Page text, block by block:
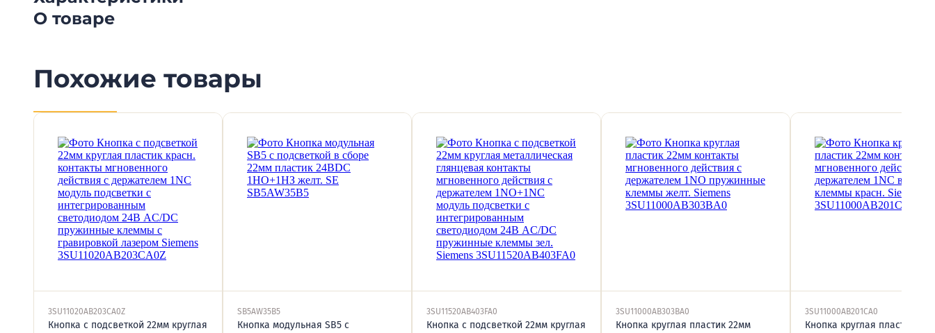
О товаре
Похожие товары
3SU11020AB203CA0Z
Кнопка с подсветкой 22мм круглая
SB5AW35B5
Кнопка модульная SB5 с
3SU11520AB403FA0
Кнопка с подсветкой 22мм круглая
3SU11000AB303BA0
Кнопка круглая пластик 22мм
3SU11000AB201CA0
Кнопка круглая пластик